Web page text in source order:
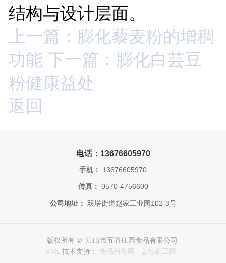
结构与设计层面。
上一篇：膨化藜麦粉的增稠
功能 下一篇：膨化白芸豆
粉健康益处
返回
电话：13676605970
手机： 13676605970
传真： 0570-4756600
公司地址： 双塔街道赵家工业园102-3号
版权所有 © 江山市五谷庄园食品有限公司
XML 技术支持： 食品商务网 盖德化工网